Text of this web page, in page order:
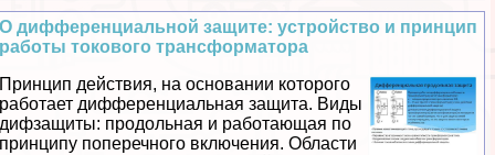
О дифференциальной защите: устройство и принцип
работы токового трaнcформатора
Принцип действия, на основании которого
работает дифференциальная защита. Виды
дифзащиты: продольная и работающая по
принципу поперечного включения. Области